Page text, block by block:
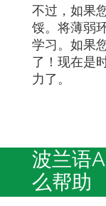
不过，如果
馁。将薄弱
学习。如果
了！现在是
力了。
波兰语
么帮助